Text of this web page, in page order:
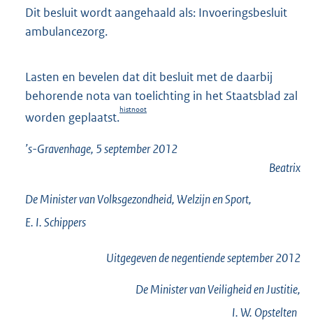
Dit besluit wordt aangehaald als: Invoeringsbesluit
ambulancezorg.
Lasten en bevelen dat dit besluit met de daarbij
behorende nota van toelichting in het Staatsblad zal
worden geplaatst.
histnoot
’s-Gravenhage, 5 september 2012
Beatrix
De Minister van Volksgezondheid, Welzijn en Sport,
E. I.Schippers
Uitgegeven denegentiendeseptember 2012
De Minister van Veiligheid en Justitie,
I. W. Opstelten